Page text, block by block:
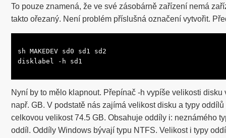
To pouze znamená, že ve své zásobárně zařízení nemá
takto ořezaný. Není problém příslušná označení vytvořit.
sh MAKEDEV sd0 sd1 sd2
disklabel -h sd1
Nyní by to mělo klapnout. Přepínač -h vypíše velikosti
např. GB. V podstatě nás zajímá velikost disku a typy
celkovou velikost 74.5 GB. Obsahuje oddíly i: neznámého
oddíl. Oddíly Windows bývají typu NTFS. Velikost i typy